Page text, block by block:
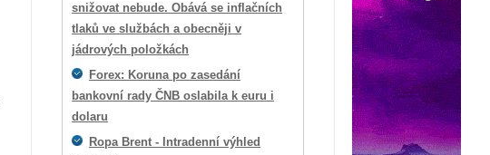
snižovat nebude. Obává se inflačních
tlaků ve službách a obecněji v
jádrových položkách
Forex: Koruna po zasedání
bankovní rady ČNB oslabila k euru i
dolaru
Ropa Brent - Intradenní výhled